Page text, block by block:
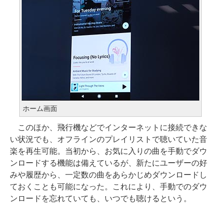
ホーム画面
このほか、飛行機などでインターネットに接続できな
い状況でも、オフラインのプレイリストで聴いていた音
楽を再生可能。当初から、お気に入りの曲を手動でダウ
ンロードする機能は備えているが、新たにユーザーの好
みや履歴から、一定数の曲をあらかじめダウンロードし
ておくことも可能になった。これにより、手動でのダウ
ンロードを忘れていても、いつでも聴けるという。